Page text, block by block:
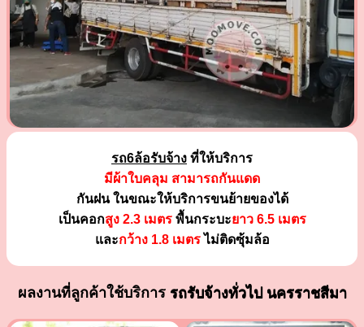
รถ6ล้อรับจ้าง ที่ให้บริการ
มีผ้าใบคลุม สามารถกันแดด
กันฝน ในขณะให้บริการขนย้ายของได้
เป็นคอกสูง 2.3 เมตรพื้นกระบะยาว 6.5 เมตร
และกว้าง 1.8 เมตรไม่ติดซุ้มล้อ
ผลงานที่ลูกค้าใช้บริการ รถรับจ้างทั่วไป นครราชสีมา